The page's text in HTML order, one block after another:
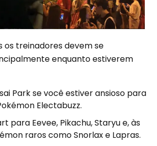
os treinadores devem se
enquanto estiverem
Park se você estiver ansioso para
Electabuzz.
para Eevee, Pikachu, Staryu e, às
raros como Snorlax e Lapras.